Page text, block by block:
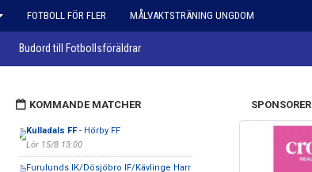
FOTBOLL FÖR FLER MÅLVAKTSTRÄNING UNGDOM
Budord till Fotbollsföräldrar
KOMMANDE MATCHER
Kulladals FF- Hörby FF
Lör 15/8 13:00
Furulunds IK/Dösjöbro IF/Kävlinge Harr
SPONSORER